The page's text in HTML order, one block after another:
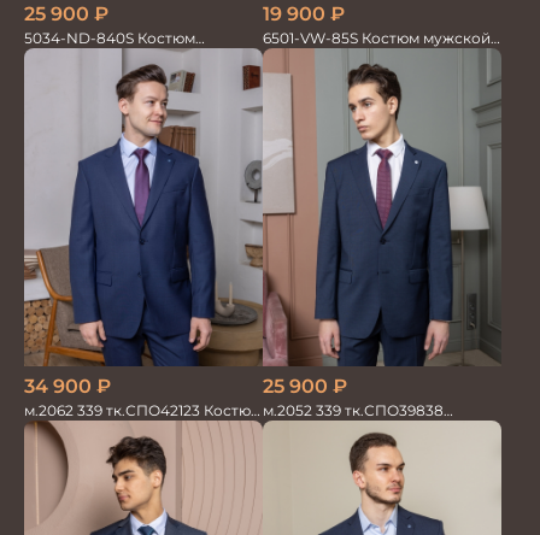
25 900 ₽
5034-ND-840S Костюм
мужской двойка
19 900 ₽
6501-VW-85S Костюм мужской
двойка
34 900 ₽
м.2062 339 тк.СПО42123 Костюм
мужской однотон красивый
синий
25 900 ₽
м.2052 339 тк.СПО39838
Костюм мужской